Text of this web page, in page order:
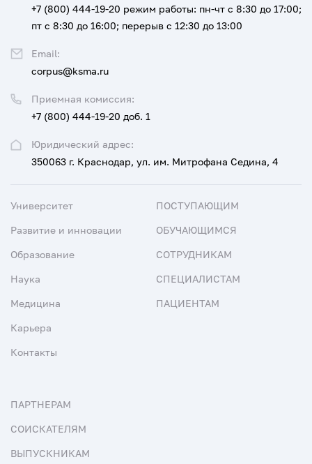
Юридический адрес:
350063 г. Краснодар, ул. им. Митрофана Седина, 4
Приемная комиссия:
+7 (800) 444-19-20 доб. 1
+7 (800) 444-19-20 режим работы: пн-чт с 8:30 до 17:00;
пт с 8:30 до 16:00; перерыв с 12:30 до 13:00
Email:
corpus@ksma.ru
Университет
Развитие и инновации
Образование
Наука
Медицина
Карьера
Контакты
ПОСТУПАЮЩИМ
ОБУЧАЮЩИМСЯ
СОТРУДНИКАМ
СПЕЦИАЛИСТАМ
ПАЦИЕНТАМ
ПАРТНЕРАМ
СОИСКАТЕЛЯМ
ВЫПУСКНИКАМ